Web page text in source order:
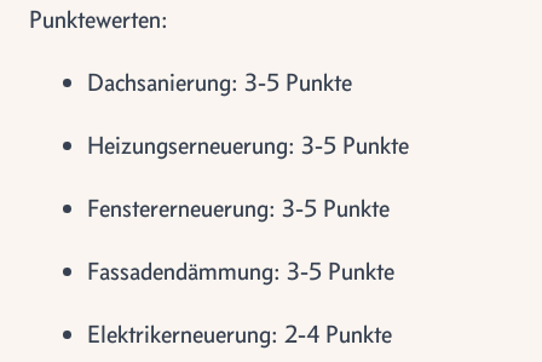
Punktewerten:
Dachsanierung: 3-5 Punkte
Heizungserneuerung: 3-5 Punkte
Fenstererneuerung: 3-5 Punkte
Fassadendämmung: 3-5 Punkte
Elektrikerneuerung: 2-4 Punkte